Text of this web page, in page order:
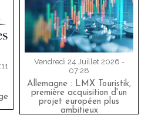
Vendredi 24 Juillet 2026 -
07:28
Allemagne : LMX Touristik,
première acquisition d'un
projet européen plus
ambitieux